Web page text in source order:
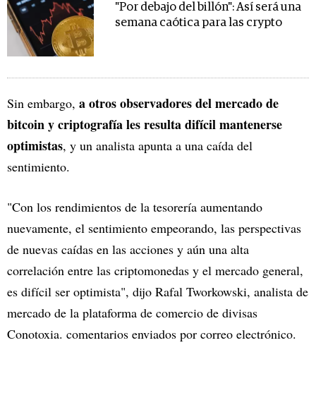
"Por debajo del billón": Así será una
semana caótica para las crypto
Sin embargo, a otros observadores del mercado de
bitcoin y criptografía les resulta difícil mantenerse
optimistas, y un analista apunta a una caída del
sentimiento.
"Con los rendimientos de la tesorería aumentando
nuevamente, el sentimiento empeorando, las perspectivas
de nuevas caídas en las acciones y aún una alta
correlación entre las criptomonedas y el mercado general,
es difícil ser optimista", dijo Rafal Tworkowski, analista de
mercado de la plataforma de comercio de divisas
Conotoxia. comentarios enviados por correo electrónico.